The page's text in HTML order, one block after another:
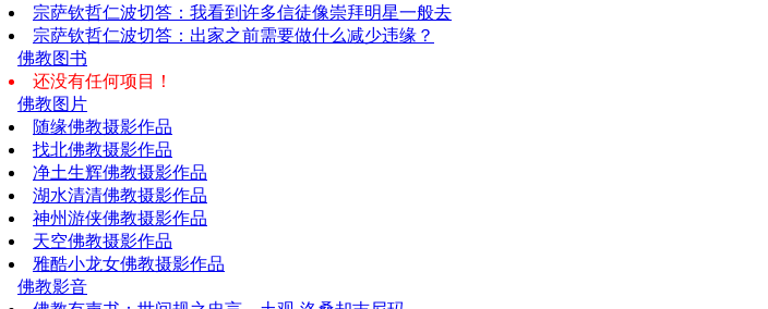
宗萨钦哲仁波切答：我看到许多信徒像崇拜明星一般去
宗萨钦哲仁波切答：出家之前需要做什么减少违缘？
佛教图书
还没有任何项目！
佛教图片
随缘佛教摄影作品
找北佛教摄影作品
净土生辉佛教摄影作品
湖水清清佛教摄影作品
神州游侠佛教摄影作品
天空佛教摄影作品
雅酷小龙女佛教摄影作品
佛教影音